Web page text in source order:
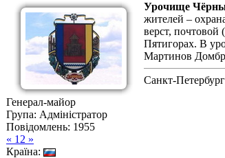
Генерал-майор
Група: Адміністратор
Повідомлень: 1955
« 12 »
Країна:
Урочище
жителей –
верст, почтовой
Пятигорах. В
Мартинов
Санкт-Петербург